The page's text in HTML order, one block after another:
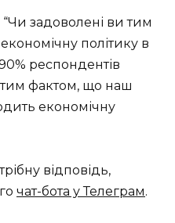
“Чи задоволені ви тим
політику в
90% респондентів
фактом, що наш
економічну
відповідь,
чат-бота у Телеграм.